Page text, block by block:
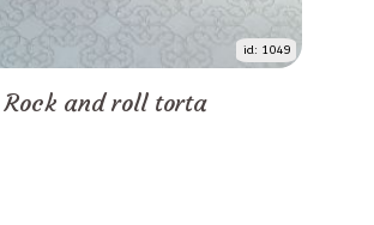
id: 1049
Rock and roll torta